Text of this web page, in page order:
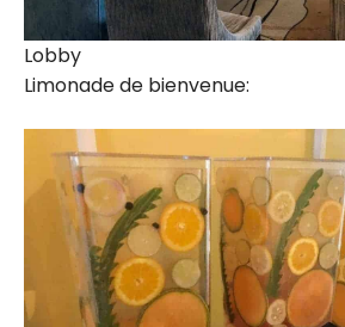
Lobby
Limonade de bienvenue: